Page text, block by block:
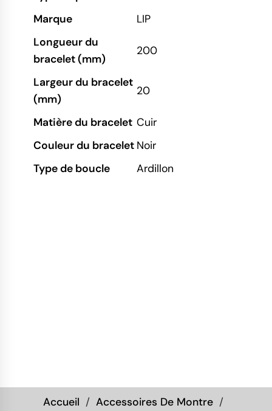
Marque
LIP
Longueur du
bracelet (mm)
200
Largeur du bracelet
(mm)
20
Matière du bracelet Cuir
Couleur du bracelet Noir
Type de boucle
Ardillon
Accueil
Accessoires De Montre